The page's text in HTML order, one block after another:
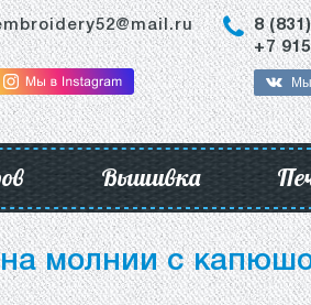
8
+7
Мы
Вышивка
молнии с